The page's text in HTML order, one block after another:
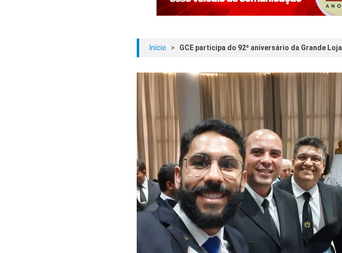
Início > GCE participa do 92º aniversário da Grande Loja